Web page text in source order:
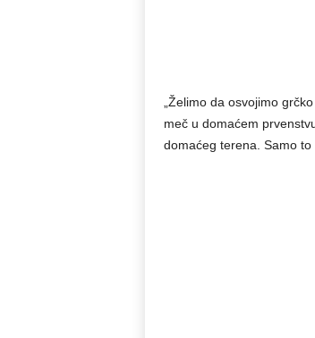
„Želimo da osvojimo
meč u domaćem
domaćeg terena. Samo